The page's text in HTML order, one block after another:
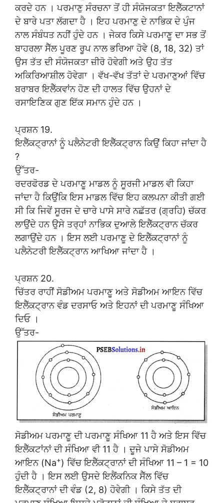
ਕਰਦੇ ਹਨ । ਪਰਮਾਣੁ ਸੰਰਚਨਾ ਤੋਂ ਹੀ ਸੰਯੋਜਕਤਾ ਇਲੈੱਕਟਾਨਾਂ
ਦੇ ਬਾਰੇ ਪਤਾ ਲੱਗਦਾ ਹੈ । ਇਹ ਪਰਮਾਣੁ ਦੇ ਨਾਭਿਕ ਦੇ ਪੁੰਜ
ਨਾਲ ਸੰਬੰਧਤ ਨਹੀਂ ਹੁੰਦੇ ਹਨ । ਜੇਕਰ ਕਿਸੇ ਪਰਮਾਣੂ ਦਾ ਸਭ ਤੋਂ
ਬਾਹਰਲਾ ਸੈੱਲ ਪੂਰਣ ਰੂਪ ਨਾਲ ਭਰਿਆ ਹੋਵੇ (8, 18, 32) ਤਾਂ
ਉਸ ਤੱਤ ਦੀ ਸੰਯੋਜਕਤਾ ਜ਼ੀਰੋ ਹੋਵੇਗੀ ਅਤੇ ਉਹ ਤੱਤ
ਅਕਿਰਿਆਸ਼ੀਲ ਹੋਵੇਗਾ । ਵੱਖ-ਵੱਖ ਤੱਤਾਂ ਦੇ ਪਰਮਾਣੁਆਂ ਵਿੱਚ
ਬਰਾਬਰ ਇਲੈੱਕਵਾਂਨ ਹੋਣ ਦੀ ਹਾਲਤ ਵਿੱਚ ਉਹਨਾਂ ਦੇ
ਰਸਾਇਣਿਕ ਗੁਣ ਇੱਕ ਸਮਾਨ ਹੁੰਦੇ ਹਨ ।
ਪ੍ਰਸ਼ਨ 19.
ਇਲੈੱਕਟ੍ਰਾਨਾਂ ਨੂੰ ਪਲੈਨੇਟਰੀ ਇਲੈੱਕਟ੍ਰਾਨ ਕਿਉਂ ਕਿਹਾ ਜਾਂਦਾ ਹੈ
?
ਉੱਤਰ-
ਰਦਰਫੋਰਡ ਦੇ ਪਰਮਾਣੂ ਮਾਡਲ ਨੂੰ ਸੂਰਜੀ ਮਾਡਲ ਵੀ ਕਿਹਾ
ਜਾਂਦਾ ਹੈ ਕਿਉਂਕਿ ਇਸ ਮਾਡਲ ਵਿੱਚ ਇਹ ਕਲਪਨਾ ਕੀਤੀ ਗਈ
ਸੀ ਕਿ ਜਿਵੇਂ ਸੂਰਜ ਦੇ ਚਾਰੇ ਪਾਸੇ ਸਾਰੇ ਨਛੱਤਰ (ਗ੍ਰਹਿ) ਚੱਕਰ
ਲਾਉਂਦੇ ਹਨ ਉਸੇ ਤਰ੍ਹਾਂ ਨਾਭਿਕ ਦੁਆਲੇ ਇਲੈੱਕਟ੍ਰਾਨ ਚੱਕਰ
ਲਗਾਉਂਦੇ ਹਨ । ਇਸ ਲਈ ਪਰਮਾਣੂ ਦੇ ਇਲੈੱਕਟ੍ਰਾਨਾਂ ਨੂੰ
ਪਲੈਨੇਟਰੀ ਇਲੈੱਕਟ੍ਰਾਨ ਆਖਿਆ ਜਾਂਦਾ ਹੈ ।
ਪ੍ਰਸ਼ਨ 20.
ਚਿੱਤਰ ਰਾਹੀਂ ਸੋਡੀਅਮ ਪਰਮਾਣੂ ਅਤੇ ਸੋਡੀਅਮ ਆਇਨ ਵਿੱਚ
ਇਲੈੱਕਟ੍ਰਾਨ ਵੰਡ ਦਰਸਾਓ ਅਤੇ ਇਹਨਾਂ ਦੀ ਪਰਮਾਣੂ ਸੰਖਿਆ
ਦਿਓ ।
ਉੱਤਰ-
ਸੋਡੀਅਮ ਪਰਮਾਣੂ ਦੀ ਪਰਮਾਣੂ ਸੰਖਿਆ 11 ਹੈ ਅਤੇ ਇਸ ਵਿੱਚ
ਇਲੈੱਕਟਾਂਨਾਂ ਦੀ ਸੰਖਿਆ ਵੀ 11 ਹੈ । ਦੂਜੇ ਪਾਸੇ ਸੋਡੀਅਮ
ਆਇਨ (Na+) ਵਿੱਚ ਇਲੈੱਕਟ੍ਰਾਨਾਂ ਦੀ ਸੰਖਿਆ 11 – 1 = 10
ਹੁੰਦੀ ਹੈ । ਇਸ ਲਈ ਉਸਦੇ ਇਲੈਂਕਨਿਕ ਸੈੱਲ ਵਿੱਚ
ਇਲੈੱਕਟ੍ਰਾਨਾਂ ਦੀ ਵੰਡ (2, 8) ਹੋਵੇਗੀ । ਕਿਸੇ ਤੱਤ ਦੀ